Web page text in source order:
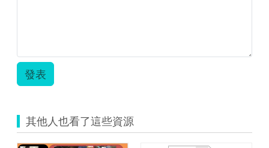
發表
其他人也看了這些資源